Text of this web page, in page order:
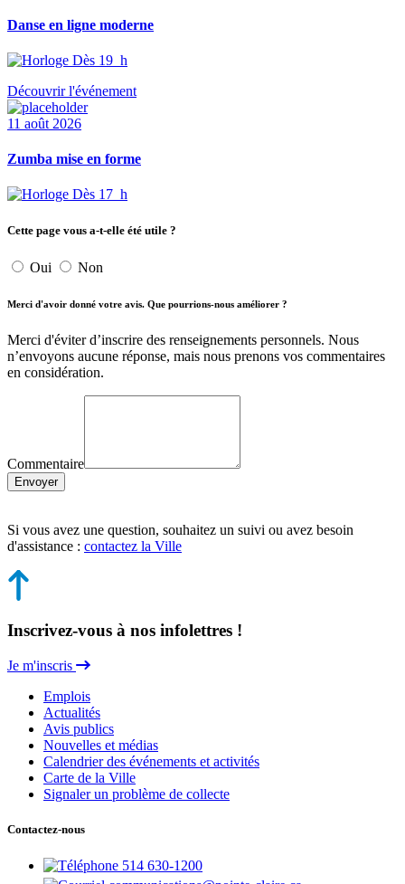
Danse en ligne moderne
Dès 19 h
Découvrir l'événement
11 août 2026
Zumba mise en forme
Dès 17 h
Cette page vous a-t-elle été utile ?
Oui Non
Merci d'avoir donné votre avis. Que pourrions-nous améliorer ?
Merci d'éviter d’inscrire des renseignements personnels. Nous
n’envoyons aucune réponse, mais nous prenons vos commentaires
en considération.
Commentaire
Envoyer
Si vous avez une question, souhaitez un suivi ou avez besoin
d'assistance : contactez la Ville
Inscrivez-vous à nos infolettres !
Je m'inscris
Emplois
Actualités
Avis publics
Nouvelles et médias
Calendrier des événements et activités
Carte de la Ville
Signaler un problème de collecte
Contactez-nous
514 630-1200